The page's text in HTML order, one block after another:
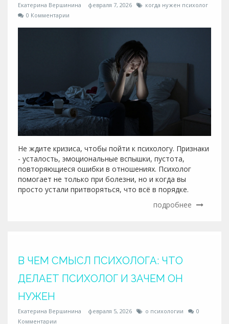
Екатерина Вершинина февраля 7, 2026
когда нужен психолог
0 Комментарии
Не ждите кризиса, чтобы пойти к психологу. Признаки
- усталость, эмоциональные вспышки, пустота,
повторяющиеся ошибки в отношениях. Психолог
помогает не только при болезни, но и когда вы
просто устали притворяться, что всё в порядке.
подробнее
В ЧЕМ СМЫСЛ ПСИХОЛОГА: ЧТО
ДЕЛАЕТ ПСИХОЛОГ И ЗАЧЕМ ОН
НУЖЕН
Екатерина Вершинина февраля 5, 2026 о психологии
0
Комментарии